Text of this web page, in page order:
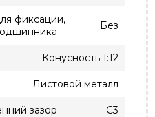
фиксации,
Без
Конусность 1:12
Листовой металл
зазор C3